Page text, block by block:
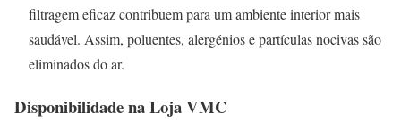
filtragem eficaz contribuem para um ambiente interior mais
saudável. Assim, poluentes, alergénios e partículas nocivas são
eliminados do ar.
Disponibilidade na Loja VMC